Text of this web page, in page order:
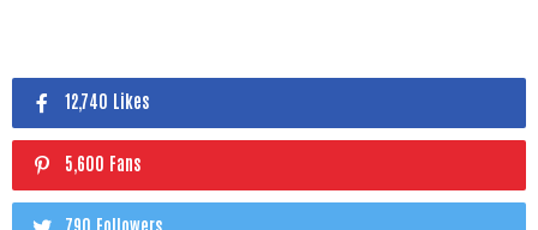
12,740 Likes
5,600 Fans
790 Followers